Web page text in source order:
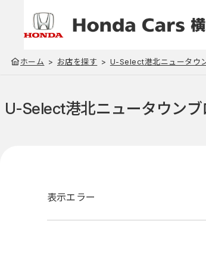
ホーム お店を探す U-Select港北ニュータウ
U-Select港北ニュータウン
表示エラー